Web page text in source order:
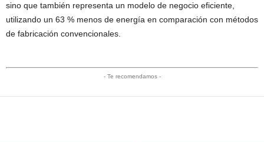
sino que también representa un modelo de negocio eficiente,
utilizando un 63 % menos de energía en comparación con métodos
de fabricación convencionales.
- Te recomendamos -